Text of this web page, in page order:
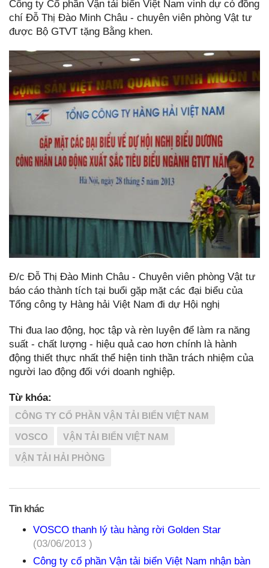
Công ty Cổ phần Vận tải biển Việt Nam vinh dự có đồng
chí Đỗ Thị Đào Minh Châu - chuyên viên phòng Vật tư
được Bộ GTVT tặng Bằng khen.
Đ/c Đỗ Thị Đào Minh Châu - Chuyên viên phòng Vật tư
báo cáo thành tích tại buổi gặp mặt các đại biểu của
Tổng công ty Hàng hải Việt Nam đi dự Hội nghị
Thi đua lao động, học tập và rèn luyện để làm ra năng
suất - chất lượng - hiệu quả cao hơn chính là hành
động thiết thực nhất thể hiện tinh thần trách nhiệm của
người lao động đối với doanh nghiệp.
Từ khóa:
CÔNG TY CỔ PHẦN VẬN TẢI BIỂN VIỆT NAM
VOSCO VẬN TẢI BIỂN VIỆT NAM
VẬN TẢI HẢI PHÒNG
Tin khác
VOSCO thanh lý tàu hàng rời Golden Star
(03/06/2013 )
Công ty cổ phần Vận tải biển Việt Nam nhận bàn